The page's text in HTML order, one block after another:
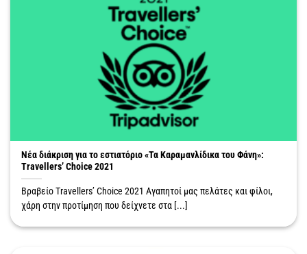
Νέα διάκριση για το εστιατόριο «Τα Καραμανλίδικα του Φάνη»:
Travellers’ Choice 2021
Βραβείο Travellers’ Choice 2021 Αγαπητοί μας πελάτες και φίλοι,
χάρη στην προτίμηση που δείχνετε στα [...]